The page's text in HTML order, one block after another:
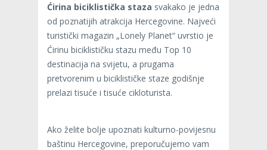
Ćirina biciklistička staza svakako je jedna
od poznatijih atrakcija Hercegovine. Najveći
turistički magazin „Lonely Planet“ uvrstio je
Ćirinu biciklističku stazu među Top 10
destinacija na svijetu, a prugama
pretvorenim u biciklističke staze godišnje
prelazi tisuće i tisuće cikloturista.
Ako želite bolje upoznati kulturno-povijesnu
baštinu Hercegovine, preporučujemo vam